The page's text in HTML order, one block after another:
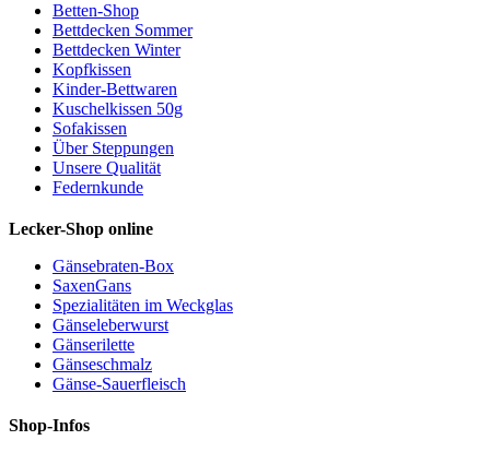
Betten-Shop
Bettdecken Sommer
Bettdecken Winter
Kopfkissen
Kinder-Bettwaren
Kuschelkissen 50g
Sofakissen
Über Steppungen
Unsere Qualität
Federnkunde
Lecker-Shop online
Gänsebraten-Box
SaxenGans
Spezialitäten im Weckglas
Gänseleberwurst
Gänserilette
Gänseschmalz
Gänse-Sauerfleisch
Shop-Infos